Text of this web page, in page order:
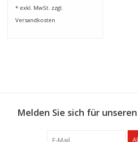
* exkl. MwSt. zzgl.
Versandkosten
Melden Sie sich für